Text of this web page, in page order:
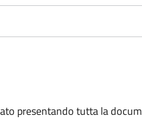
presentando tutta la